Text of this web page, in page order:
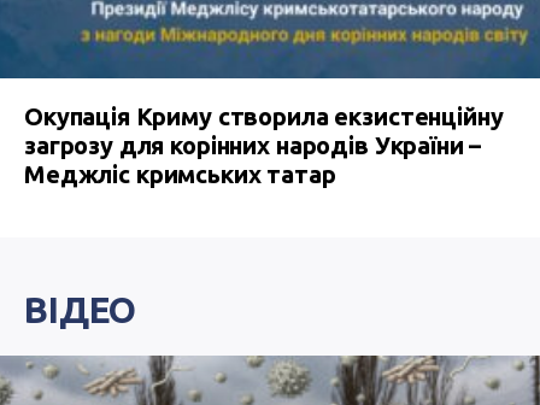
Окупація Криму створила екзистенційну
загрозу для корінних народів України –
Меджліс кримських татар
ВІДЕО